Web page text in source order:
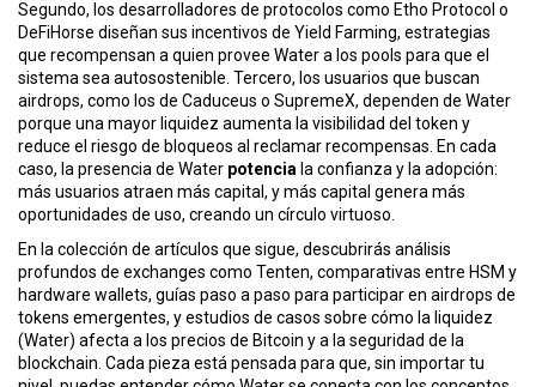
Segundo, los desarrolladores de protocolos como Etho Protocol o
DeFiHorse diseñan sus incentivos de Yield Farming, estrategias
que recompensan a quien provee Water a los pools para que el
sistema sea autosostenible. Tercero, los usuarios que buscan
airdrops, como los de Caduceus o SupremeX, dependen de Water
porque una mayor liquidez aumenta la visibilidad del token y
reduce el riesgo de bloqueos al reclamar recompensas. En cada
caso, la presencia de Water potencia la confianza y la adopción:
más usuarios atraen más capital, y más capital genera más
oportunidades de uso, creando un círculo virtuoso.
En la colección de artículos que sigue, descubrirás análisis
profundos de exchanges como Tenten, comparativas entre HSM y
hardware wallets, guías paso a paso para participar en airdrops de
tokens emergentes, y estudios de casos sobre cómo la liquidez
(Water) afecta a los precios de Bitcoin y a la seguridad de la
blockchain. Cada pieza está pensada para que, sin importar tu